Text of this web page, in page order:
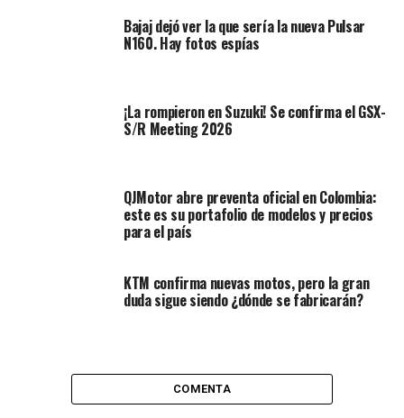
la revisión tecnomecánica
obligatorio para los vehículos que circulen en
Es una inspección que garantiza que los
viales por fallas mecánicas.
Se ejecuta en los Centros de Diagnóstico Automotor
registrados en el RUNT (Registro Único Nacional de
debe realizar cada año, al cumplirse la fecha de
vencimiento del certificado de revisión.
Bajaj dejó ver la que sería la nueva Pulsar
N160. Hay fotos espías
¡La rompieron en Suzuki! Se confirma el GSX-
S/R Meeting 2026
QJMotor abre preventa oficial en Colombia:
este es su portafolio de modelos y precios
para el país
KTM confirma nuevas motos, pero la gran
duda sigue siendo ¿dónde se fabricarán?
COMENTA